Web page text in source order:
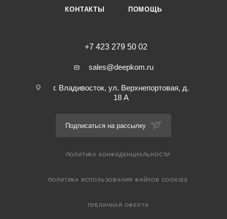
КОНТАКТЫ ПОМОЩЬ
+7 423 279 50 02
sales@deepkom.ru
г. Владивосток, ул. Верхнепортовая, д.
18 А
Подписаться на рассылку
ПОЛИТИКА КОНФИДЕНЦИАЛЬНОСТИ
ПОЛИТИКА ИСПОЛЬЗОВАНИЯ ФАЙЛОВ COOKIES
ПУБЛИЧНАЯ ОФЕРТА